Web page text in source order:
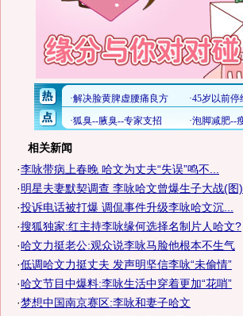
相关新闻
·李咏带病上春晚 哈文为丈夫“失误”鸣不...
·明星夫妻默契调查 李咏哈文曾爆生子大战(图)
·投诉电话被打爆 调侃事件升级李咏哈文沉...
·搜狐独家:红主持李咏缘何选择名制片人哈文?
·哈文力挺老公:观众说李咏马脸他根本不生气
·低调哈文力挺丈夫 发声明坚信李咏“未偷情”
·哈文节目中爆料:李咏生活中穿着更加“花哨”
·梦想中国南京赛区:李咏和妻子哈文